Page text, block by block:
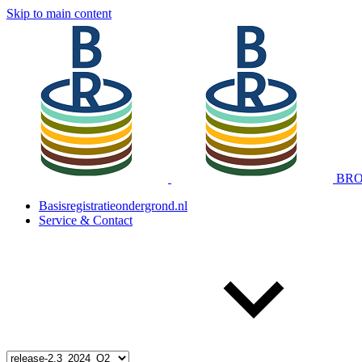
Skip to main content
Basisregistratieondergrond.nl
Service & Contact